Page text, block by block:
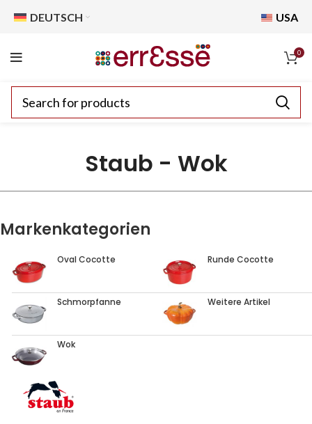
DEUTSCH USA
0
Staub - Wok
Markenkategorien
Oval Cocotte Runde Cocotte
Schmorpfanne Weitere Artikel
Wok